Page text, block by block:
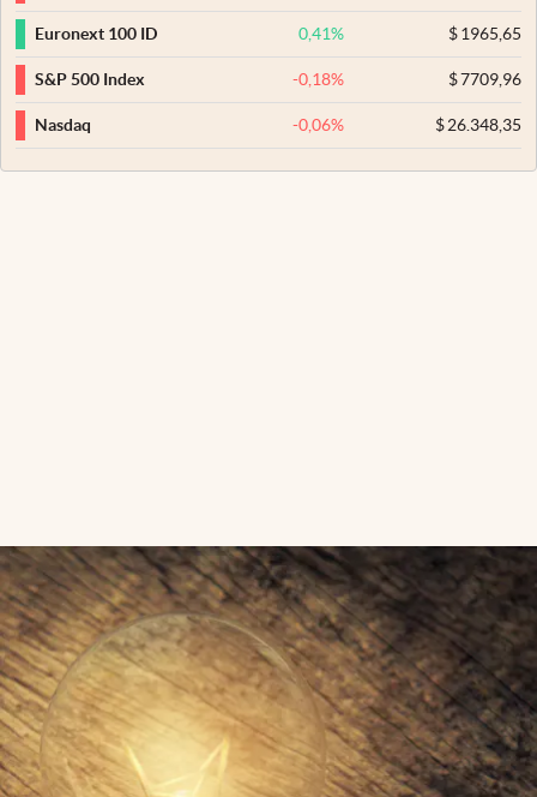
Euronext 100 ID 0,41% $1965,65
S&P 500 Index -0,18% $7709,96
Nasdaq -0,06% $26.348,35